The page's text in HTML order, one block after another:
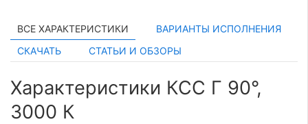
ВСЕ ХАРАКТЕРИСТИКИ
ВАРИАНТЫ ИСПОЛНЕНИЯ
СКАЧАТЬ
СТАТЬИ И ОБЗОРЫ
Характеристики КСС Г 90°,
3000 К